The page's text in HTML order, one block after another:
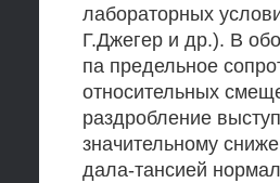
лабораторных
Г.Джегер и др.). В
па предельное
относительных
раздробление
значительному
дала-тансией